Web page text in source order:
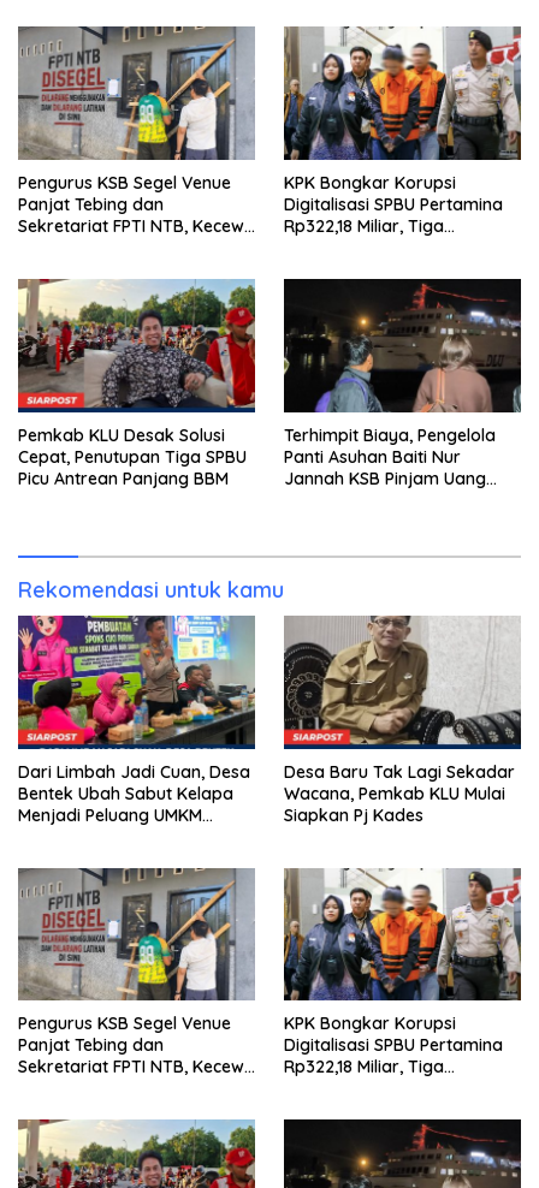
Pengurus KSB Segel Venue
Panjat Tebing dan
Sekretariat FPTI NTB, Kecewa
KPK Bongkar Korupsi
Digitalisasi SPBU Pertamina
Rp322,18 Miliar, Tiga
Pemkab KLU Desak Solusi
Cepat, Penutupan Tiga SPBU
Picu Antrean Panjang BBM
Terhimpit Biaya, Pengelola
Panti Asuhan Baiti Nur
Jannah KSB Pinjam Uang
Rekomendasi untuk kamu
Dari Limbah Jadi Cuan, Desa
Bentek Ubah Sabut Kelapa
Menjadi Peluang UMKM
Desa Baru Tak Lagi Sekadar
Wacana, Pemkab KLU Mulai
Siapkan Pj Kades
Pengurus KSB Segel Venue
Panjat Tebing dan
Sekretariat FPTI NTB, Kecewa
KPK Bongkar Korupsi
Digitalisasi SPBU Pertamina
Rp322,18 Miliar, Tiga